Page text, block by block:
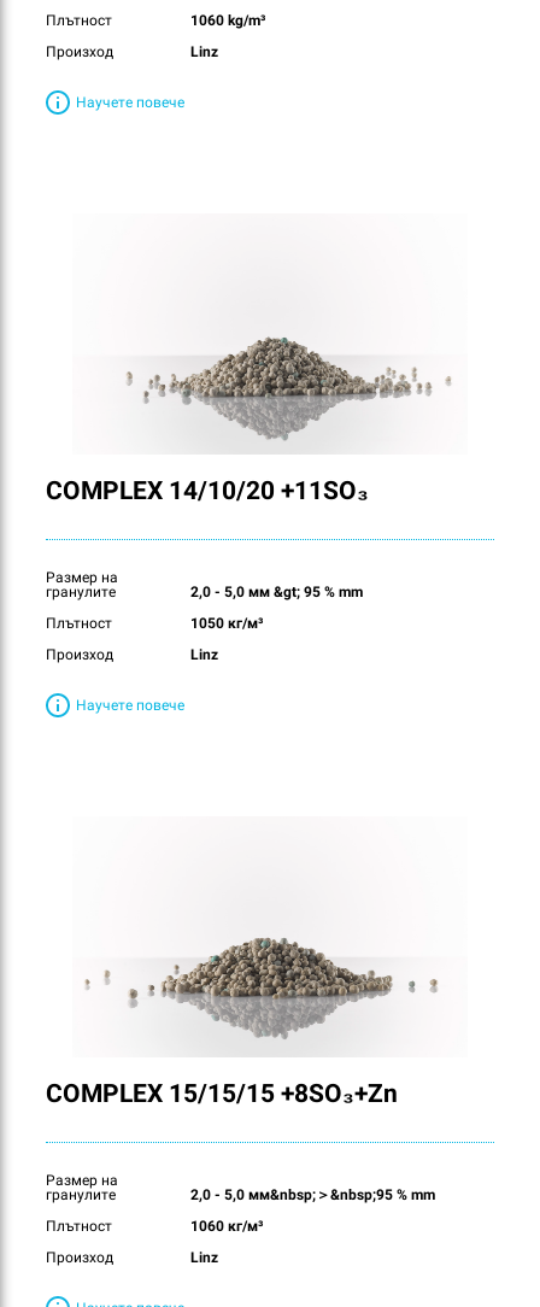
Плътност
1060 kg/m³
Произход
Linz
Научете повече
COMPLEX 14/10/20 +11SO₃
Размер на
гранулите
2,0 - 5,0 мм &gt; 95 % mm
Плътност
1050 кг/м³
Произход
Linz
Научете повече
COMPLEX 15/15/15 +8SO₃+Zn
Размер на
гранулите
2,0 - 5,0 мм&nbsp;＞&nbsp;95 % mm
Плътност
1060 кг/м³
Произход
Linz